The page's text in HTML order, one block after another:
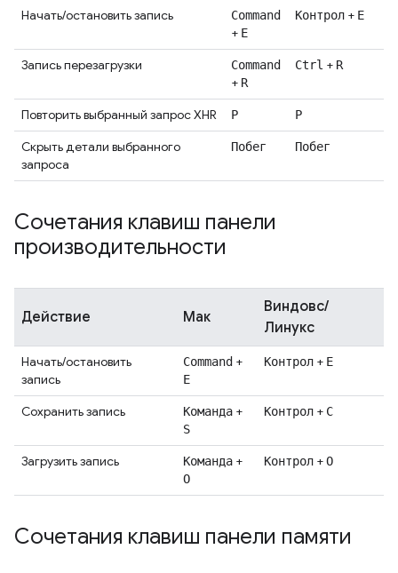
Начать/остановить запись Command
+ E
Контрол + Е
Запись перезагрузки Command
+ R
Ctrl + R
Повторить выбранный запрос XHR Р Р
Скрыть детали выбранного
запроса
Побег Побег
Сочетания клавиш панели
производительности
Действие Мак
Виндовс/
Линукс
Начать/остановить
запись
Command +
E
Контрол + Е
Сохранить запись Команда +
S
Контрол + С
Загрузить запись Команда +
О
Контрол +О
Сочетания клавиш панели памяти